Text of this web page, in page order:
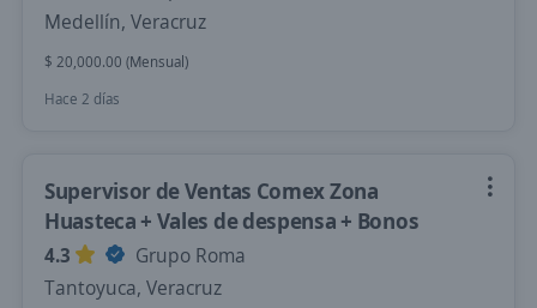
Medellín, Veracruz
$ 20,000.00 (Mensual)
Hace 2 días
Supervisor de Ventas Comex Zona
Huasteca + Vales de despensa + Bonos
4.3
Grupo Roma
Tantoyuca, Veracruz